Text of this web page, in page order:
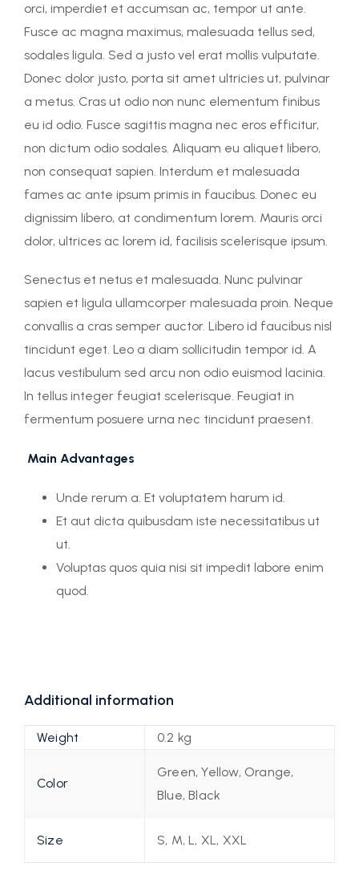
orci, imperdiet et accumsan ac, tempor ut ante.
Fusce ac magna maximus, malesuada tellus sed,
sodales ligula. Sed a justo vel erat mollis vulputate.
Donec dolor justo, porta sit amet ultricies ut, pulvinar
a metus. Cras ut odio non nunc elementum finibus
eu id odio. Fusce sagittis magna nec eros efficitur,
non dictum odio sodales. Aliquam eu aliquet libero,
non consequat sapien. Interdum et malesuada
fames ac ante ipsum primis in faucibus. Donec eu
dignissim libero, at condimentum lorem. Mauris orci
dolor, ultrices ac lorem id, facilisis scelerisque ipsum.
Senectus et netus et malesuada. Nunc pulvinar
sapien et ligula ullamcorper malesuada proin. Neque
convallis a cras semper auctor. Libero id faucibus nisl
tincidunt eget. Leo a diam sollicitudin tempor id. A
lacus vestibulum sed arcu non odio euismod lacinia.
In tellus integer feugiat scelerisque. Feugiat in
fermentum posuere urna nec tincidunt praesent.
Main Advantages
Unde rerum a. Et voluptatem harum id.
Et aut dicta quibusdam iste necessitatibus ut
ut.
Voluptas quos quia nisi sit impedit labore enim
quod.
Additional information
Weight 0.2 kg
Color
Green, Yellow, Orange,
Blue, Black
Size S, M, L, XL, XXL